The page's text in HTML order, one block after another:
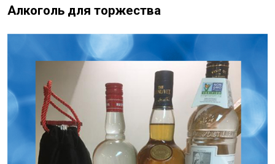
Алкоголь для торжества